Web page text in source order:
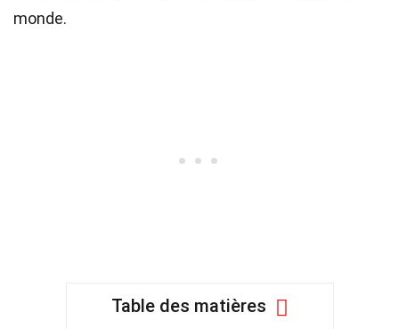
monde.
Table des matières